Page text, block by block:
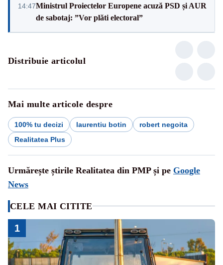
14:47Ministrul Proiectelor Europene acuză PSD și AUR
de sabotaj: ”Vor plăti electoral”
Distribuie articolul
Mai multe articole despre
100% tu decizi laurentiu botin
robert negoita
Realitatea Plus
Urmărește știrile Realitatea din PMP și pe Google
News
CELE MAI CITITE
1